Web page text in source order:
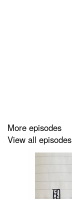
More episodes
View all episodes